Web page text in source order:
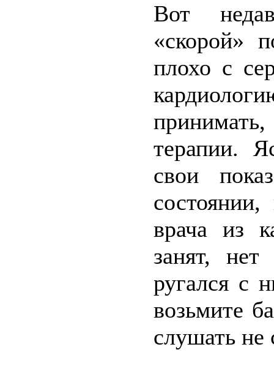
Вот
«скорой»
плохо с
терапии.
свои
врача из
занят,
ругался с
возьмите
слушать не